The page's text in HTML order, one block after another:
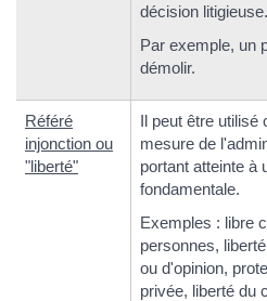
décision litigieuse.
Par exemple, un
démolir.
Référé
injonction ou
"liberté"
Il peut être utilisé
mesure de
portant atteinte à
fondamentale.
Exemples : libre
personnes,
ou d'opinion,
privée, liberté du